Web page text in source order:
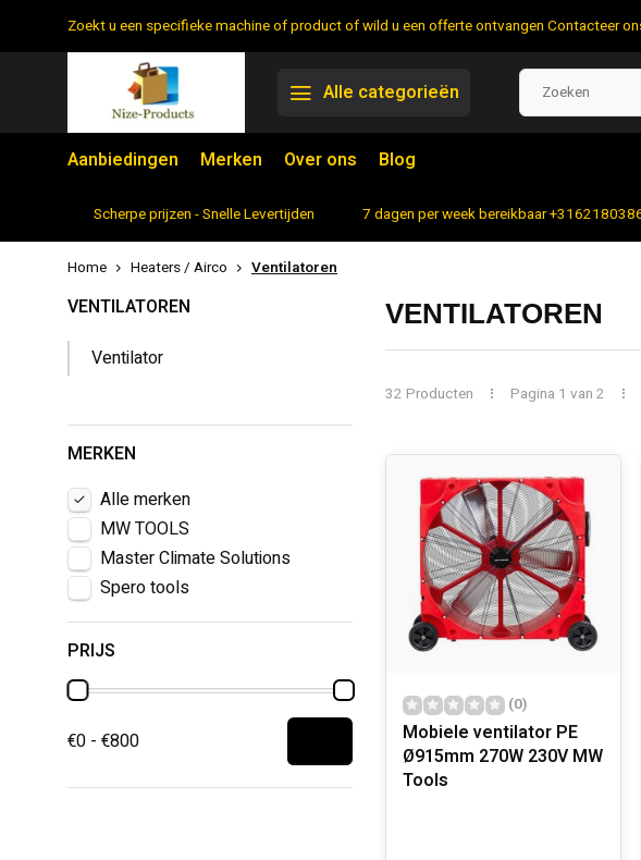
Zoekt u een specifieke machine of product of wild u een offerte ontvangen Contacteer
Alle categorieën
Aanbiedingen Merken Over ons Blog
Scherpe prijzen - Snelle Levertijden 7 dagen per week bereikbaar
Home Heaters / Airco Ventilatoren
VENTILATOREN
Ventilator
MERKEN
Alle merken
MW TOOLS
Master Climate Solutions
Spero tools
PRIJS
€0 - €800
VENTILATOREN
32 Producten Pagina 1 van 2
(0)
Mobiele ventilator PE
Ø915mm 270W 230V MW
Tools